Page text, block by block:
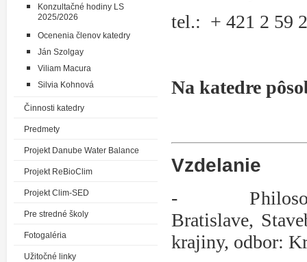
Konzultačné hodiny LS
2025/2026
Ocenenia členov katedry
Ján Szolgay
Viliam Macura
Silvia Kohnová
Činnosti katedry
Predmety
Projekt Danube Water Balance
Projekt ReBioClim
Projekt Clim-SED
Pre stredné školy
Fotogaléria
Užitočné linky
tel.: + 421 2 59
Na katedre
Vzdelanie
-
Bratislave,
krajiny, odbor: